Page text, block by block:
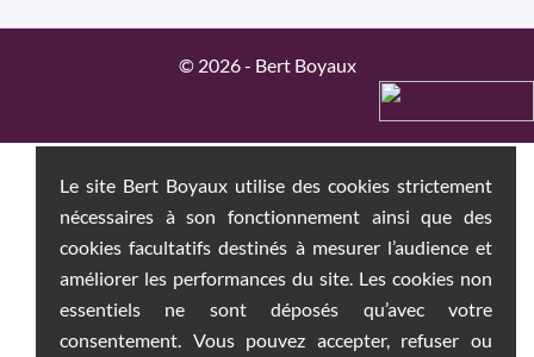
Le site Bert Boyaux utilise des cookies strictement
nécessaires à son fonctionnement ainsi que des
cookies facultatifs destinés à mesurer l’audience et
améliorer les performances du site. Les cookies non
essentiels ne sont déposés qu’avec votre
consentement. Vous pouvez accepter, refuser ou
© 2026 - Bert Boyaux